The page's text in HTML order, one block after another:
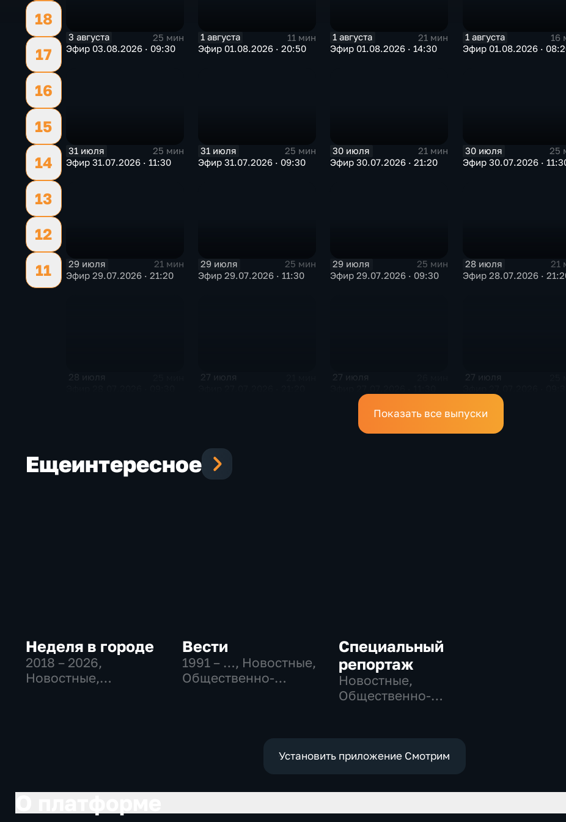
18
17
16
15
14
13
12
11
3 августа
25 мин
Эфир 03.08.2026 · 09:30
1 августа
11 мин
Эфир 01.08.2026 · 20:50
1 августа
21 мин
Эфир 01.08.2026 · 14:30
1 августа
16
Эфир 01.08.2026 ·
31 июля
25 мин
Эфир 31.07.2026 · 11:30
31 июля
25 мин
Эфир 31.07.2026 · 09:30
30 июля
21 мин
Эфир 30.07.2026 · 21:20
30 июля
25
Эфир 30.07.2026 ·
29 июля
21 мин
Эфир 29.07.2026 · 21:20
29 июля
25 мин
Эфир 29.07.2026 · 11:30
29 июля
25 мин
Эфир 29.07.2026 · 09:30
28 июля
21
Эфир 28.07.2026 ·
28 июля 27 июля 27 июля 27 июля
Показать все выпуски
Ещеинтересное
Неделя в городе
2018 – 2026,
Новостные,
Вести
1991 – …, Новостные,
Общественно-
Специальный
репортаж
Новостные,
Общественно-
Установить приложение Смотрим